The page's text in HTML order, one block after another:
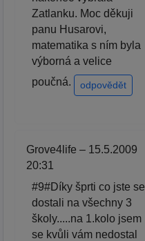
Zatlanku. Moc děkuji
panu Husarovi,
matematika s ním byla
výborná a velice
poučná.
odpovědět
Grove4life – 15.5.2009
20:31
#9#Díky šprti co jste se
dostali na všechny 3
školy.....na 1.kolo jsem
se kvůli vám nedostal